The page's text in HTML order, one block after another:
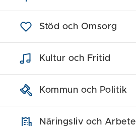
Stöd och Omsorg
Kultur och Fritid
Kommun och Politik
Näringsliv och Arbete